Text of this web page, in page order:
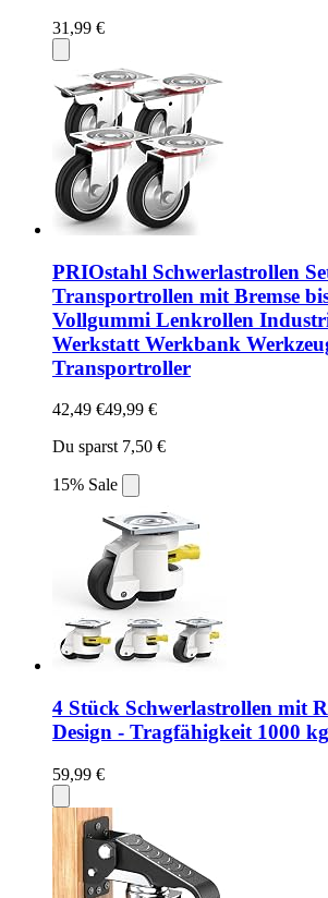
31,99 €
PRIOstahl Schwerlastrollen
Transportrollen mit Bremse
Vollgummi Lenkrollen
Werkstatt Werkbank
Transportroller
42,49 €49,99 €
Du sparst 7,50 €
15% Sale
4 Stück Schwerlastrollen mit
Design - Tragfähigkeit 1000 kg
59,99 €